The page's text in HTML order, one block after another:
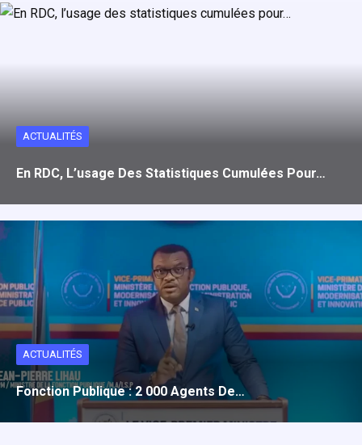
ACTUALITÉS
En RDC, L’usage Des Statistiques Cumulées Pour…
ACTUALITÉS
Fonction Publique : 2 000 Agents De…